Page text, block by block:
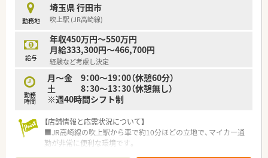
勤務地
埼玉県 行田市
吹上駅 (JR高崎線)
給与
年収450万円～550万円
月給333,300円～466,700円
経験など考慮し決定
勤務
時間
月～金 9：00～19：00（休憩60分）
土 8：30～13：30（休憩無し）
※週40時間シフト制
【店舗情報と応需状況について】
■JR高崎線の吹上駅から車で約10分ほどの立地で、マイカー通
勤が非常に便利な環境です。